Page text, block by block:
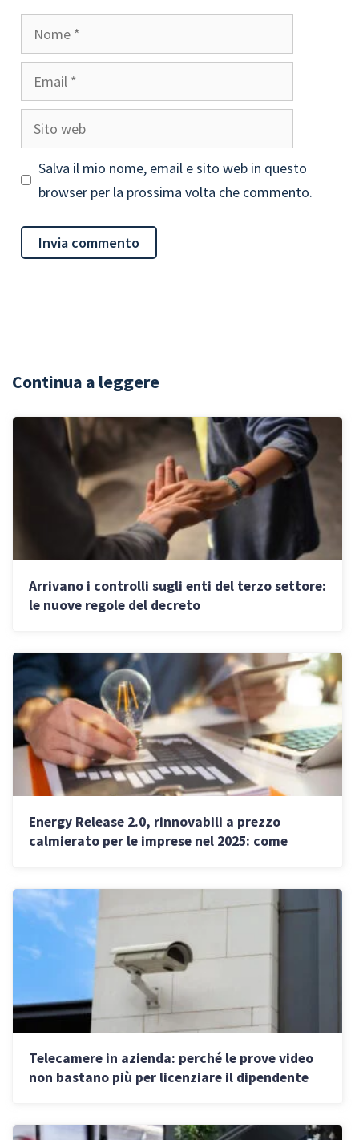
Nome
Email
Sito
web
Salva il mio nome, email e sito web in questo
browser per la prossima volta che commento.
Continua a leggere
Arrivano i controlli sugli enti del terzo settore:
le nuove regole del decreto
Energy Release 2.0, rinnovabili a prezzo
calmierato per le imprese nel 2025: come
Telecamere in azienda: perché le prove video
non bastano più per licenziare il dipendente